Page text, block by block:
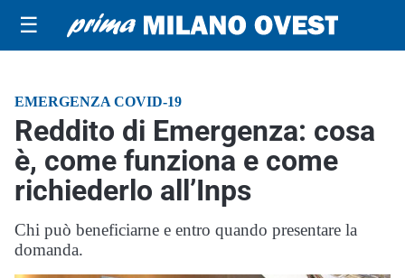
☰
EMERGENZA COVID-19
Reddito di Emergenza: cosa
è, come funziona e come
richiederlo all’Inps
Chi può beneficiarne e entro quando presentare la
domanda.